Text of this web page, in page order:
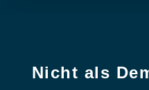
Nicht als